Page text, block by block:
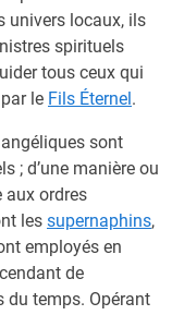
univers locaux, ils
spirituels
tous ceux qui
par le Fils Éternel.
sont
; d’une manière ou
aux ordres
les supernaphins,
employés en
de
du temps. Opérant